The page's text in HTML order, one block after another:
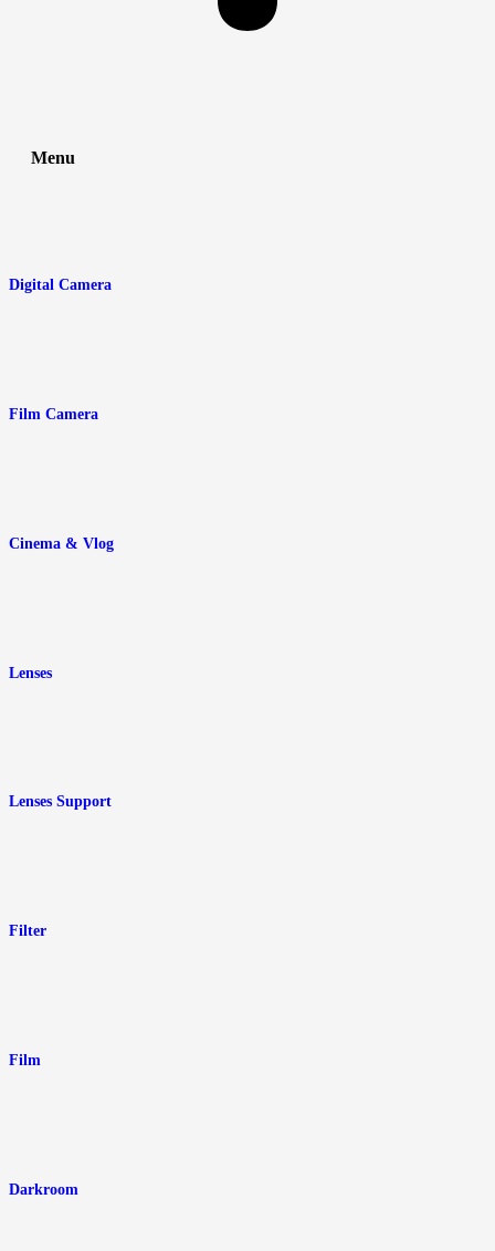
Menu
Digital Camera
Film Camera
Cinema & Vlog
Lenses
Lenses Support
Filter
Film
Darkroom